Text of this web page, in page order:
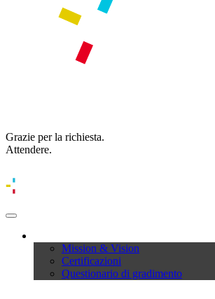
Grazie per la richiesta.
Attendere.
Mission & Vision
Certificazioni
Questionario di gradimento